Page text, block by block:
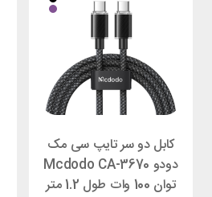
کابل دو سر تایپ سی مک
دودو Mcdodo CA-3670
توان 100 وات طول 1.2 متر